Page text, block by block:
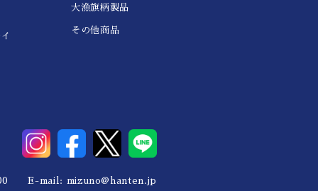
大漁旗柄製品
その他商品
E-mail: mizuno@hanten.jp